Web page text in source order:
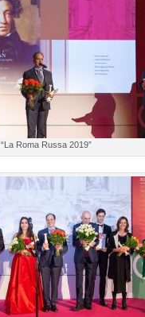
“La Roma Russa 2019”